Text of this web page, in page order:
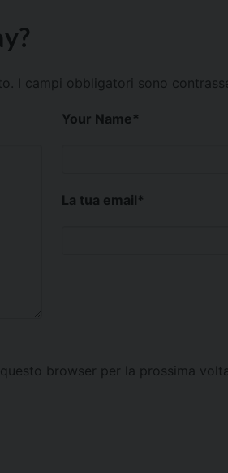
I campi obbligatori sono
Your Name*
La tua email*
browser per la prossima